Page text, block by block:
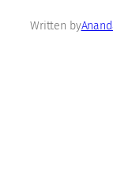
Written by